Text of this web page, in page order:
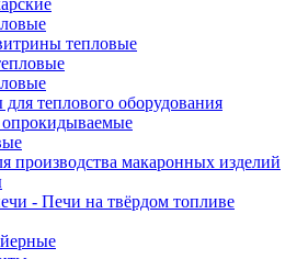
тепловые
для теплового оборудования
производства макаронных изделий
- Печи на твёрдом топливе